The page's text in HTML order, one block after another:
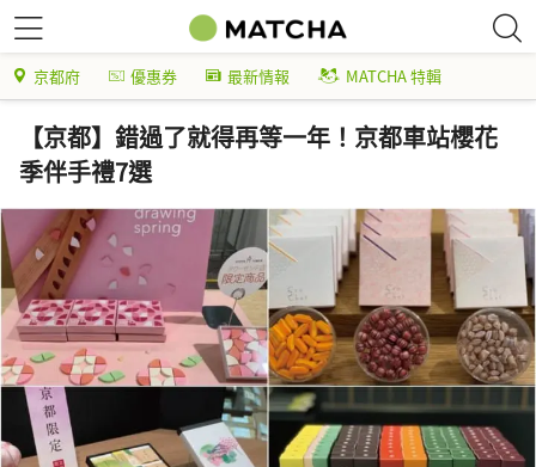
京都府 優惠券 最新情報 MATCHA 特輯
【京都】錯過了就得再等一年！京都車站櫻花
季伴手禮7選